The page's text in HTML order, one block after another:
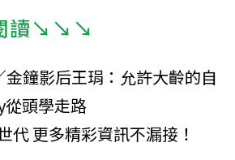
讀↘↘↘
金鐘影后王琄：允許大齡的自
從頭學走路
代 更多精彩資訊不漏接！